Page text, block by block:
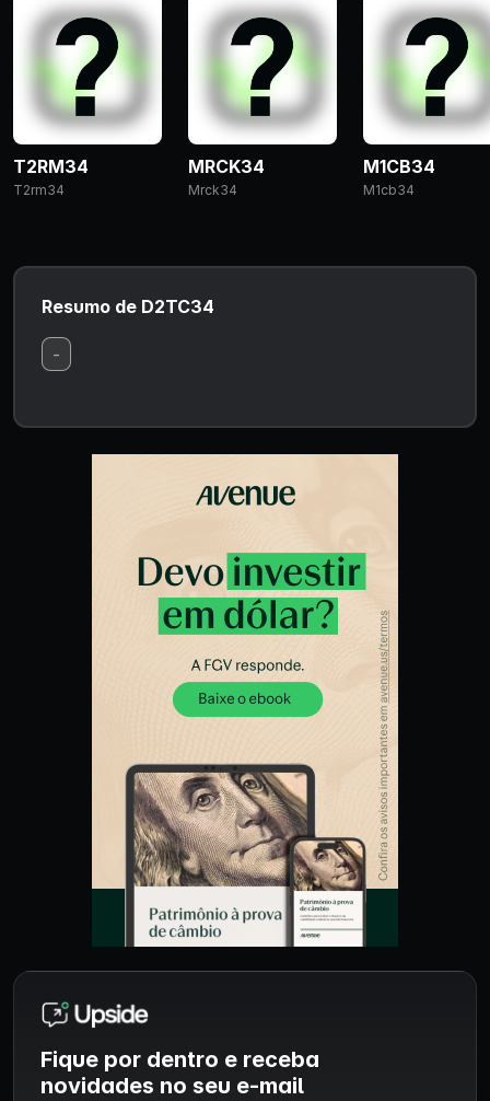
T2RM34
T2rm34
MRCK34
Mrck34
M1CB34
M1cb34
Resumo de D2TC34
-
Fique por dentro e receba
novidades no seu e-mail